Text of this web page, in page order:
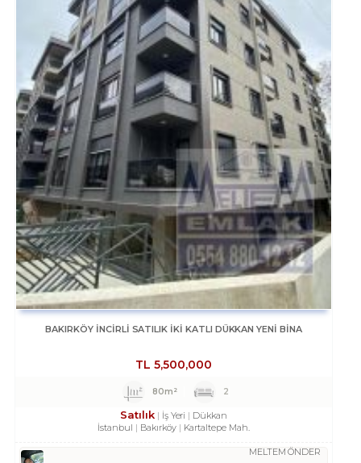
BAKIRKÖY İNCİRLİ SATILIK İKİ KATLI DÜKKAN YENİ BİNA
TL 5,500,000
80m² 2
Satılık İş Yeri
Dükkan
İstanbul
Bakırköy Kartaltepe Mah.
MELTEM ÖNDER